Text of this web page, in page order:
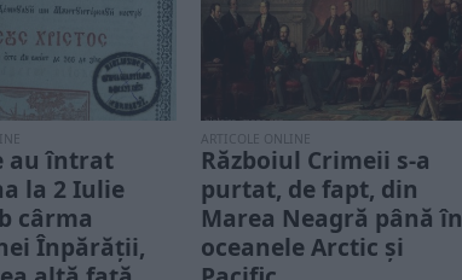
au întrat
la 2 Iulie
cârma
Înpărății,
ARTICOLE ONLINE
Războiul Crimeii s-a
purtat, de fapt, din
Marea Neagră până în
oceanele Arctic și